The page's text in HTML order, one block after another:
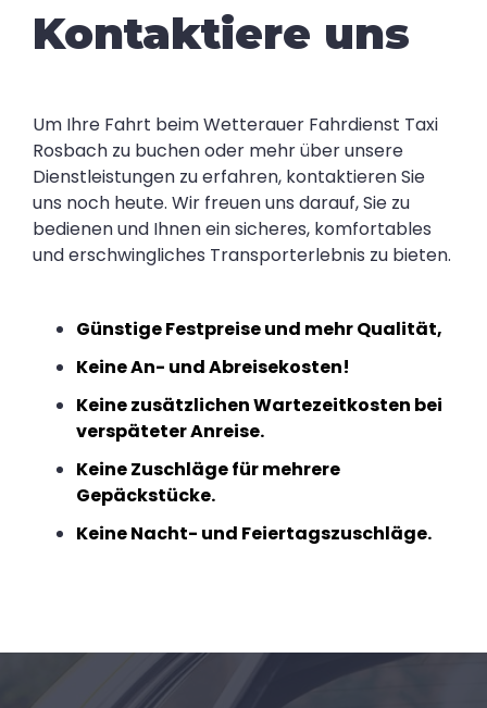
Kontaktiere uns
Um Ihre Fahrt beim Wetterauer Fahrdienst Taxi
Rosbach zu buchen oder mehr über unsere
Dienstleistungen zu erfahren, kontaktieren Sie
uns noch heute. Wir freuen uns darauf, Sie zu
bedienen und Ihnen ein sicheres, komfortables
und erschwingliches Transporterlebnis zu bieten.
Günstige Festpreise und mehr Qualität,
Keine An- und Abreisekosten!
Keine zusätzlichen Wartezeitkosten bei
verspäteter Anreise.
Keine Zuschläge für mehrere
Gepäckstücke.
Keine Nacht- und Feiertagszuschläge.